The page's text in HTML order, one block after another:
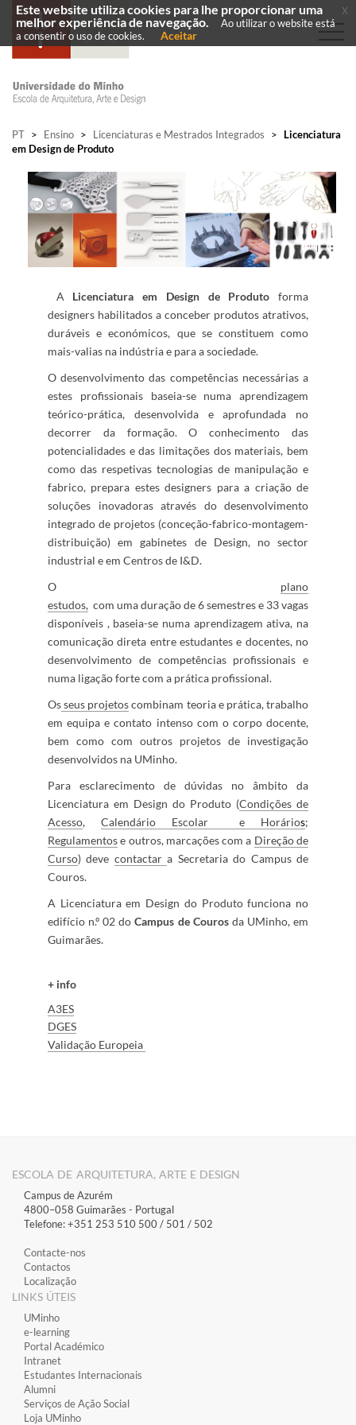
PT > Ensino > Licenciaturas e Mestrados Integrados >
Licenciatura
em Design de Produto
A Licenciatura em Design de Produto forma
designers habilitados a c​onceber produtos atrativos,
duráveis e económicos, que se constituem como
mais-valias na indústria e para a sociedade.
O desenvolvimento das co​mpetências necessárias a
estes profissionais baseia-se numa aprendizagem
teórico-prática, desenvolvida e aprofundada no
decorrer da formação. O conhecimento das
potencialidades e das limitações dos materiais, bem
como das respetivas tecnologias de manipulação e
fabrico, prepara estes designers para a criação de
soluções inovadoras através do desenvolvimento
integrado ​de projetos (conceção-fabrico-montagem-
distribuição) em gabinetes de Design, no sector
industrial e em Centros de I&D.
O plano
estudos, com uma duração de 6 semestres e 33 vagas​
disponíveis , baseia-se numa aprendizagem ativa, na
comunicação direta entre estudante​s e docentes, no
desenvolvimento de competênci​​​​as profissionais e
numa ligação forte com a prática profissional.
Osseus projetos​ combinam teoria e prática, trabalho
em equipa e contato intenso com o corpo docente,
bem como com outros projetos de investigação
desenvolvidos na UMinho.​
Para esclarecimento de dúvidas no âmbi​to da
Licenciatura em Design do Produto (Condições de
Acesso, Calendário Escolar e Horários;
Regulamentose outros, marcações com a Direção de
Curso​) deve contactar a Secretaria do Campus de
Couros.
A ​Licenciatura em Design do Produto funciona no
edifício n.º 02 doCampus de Couros da UMinho, em
Guimarães.​
+ info
A3ES​
D​GES
Validaçã​​​o Europeia ​​​​​
ESCOLA DE ARQUITETURA, ARTE E DESIGN
Campus de Azurém
4800–058 Guimarães​ - Portugal
Telefone: +351 253 510 500 / 501 / 502
Contacte-nos
Contactos
Localização
LINKS ÚTEIS
​UMinho
​e-learning
​Portal Académico
​Intranet
Estudantes Inter​​nacionais
Alumni
Serviços de Ação Social
Loja UMinho
Este website utiliza cookies para lhe proporcionar uma
melhor experiência de navegação.
Ao utilizar o website está
a consentir o uso de cookies.
Aceitar
x